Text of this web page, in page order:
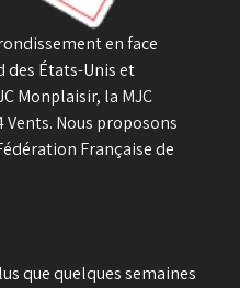
en face
des États-Unis et
Monplaisir, la MJC
Vents. Nous proposons
Française de
que quelques semaines